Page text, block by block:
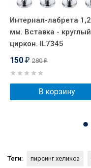
Интернал-лабрета 1,2
мм. Вставка - круглый
циркон. IL7345
150 ₽ 280₽
В корзину
Теги: пирсинг хеликса